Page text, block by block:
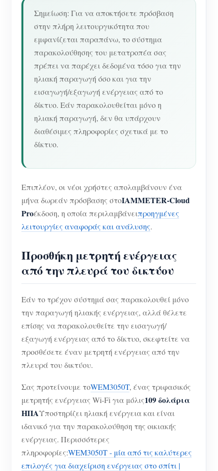
Σημείωση: Για να αποκτήσετε πρόσβαση
στην πλήρη λειτουργικότητα που
εμφανίζεται παραπάνω, το σύστημα
παρακολούθησης του μετατροπέα σας
πρέπει να παρέχει δεδομένα τόσο για την
ηλιακή παραγωγή όσο και για την
εισαγωγή/εξαγωγή ενέργειας από το
δίκτυο. Εάν παρακολουθείται μόνο η
ηλιακή παραγωγή, δεν θα υπάρχουν
διαθέσιμες πληροφορίες σχετικά με το
δίκτυο.
Επιπλέον, οι νέοι χρήστες απολαμβάνουν ένα
μήνα δωρεάν πρόσβασης στοIAMMETER-Cloud
Proέκδοση, η οποία περιλαμβάνειπροηγμένες
λειτουργίες αναφοράς και ανάλυσης.
Προσθήκη μετρητή ενέργειας
από την πλευρά του δικτύου
Εάν το τρέχον σύστημά σας παρακολουθεί μόνο
την παραγωγή ηλιακής ενέργειας, αλλά θέλετε
επίσης να παρακολουθείτε την εισαγωγή/
εξαγωγή ενέργειας από το δίκτυο, σκεφτείτε να
προσθέσετε έναν μετρητή ενέργειας από την
πλευρά του δικτύου.
Σας προτείνουμε τοWEM3050T, ένας τριφασικός
μετρητής ενέργειας Wi-Fi για μόλις109 δολάρια
ΗΠΑΥποστηρίζει ηλιακή ενέργεια και είναι
ιδανικό για την παρακολούθηση της οικιακής
ενέργειας. Περισσότερες
πληροφορίες:WEM3050T - μία από τις καλύτερες
επιλογές για διαχείριση ενέργειας στο σπίτι |